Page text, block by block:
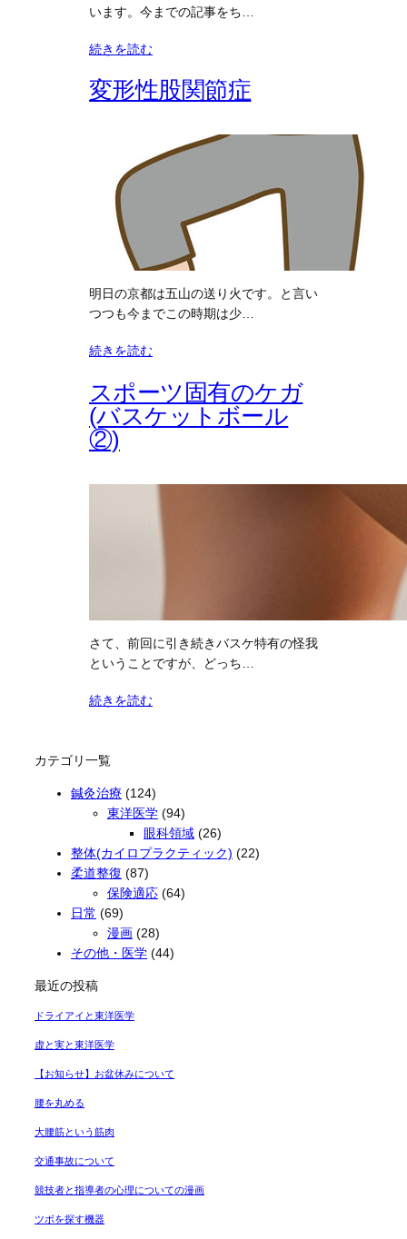
います。今までの記事をち…
続きを読む
変形性股関節症
明日の京都は五山の送り火です。と言い
つつも今までこの時期は少…
続きを読む
スポーツ固有のケガ
(バスケットボール
②)
さて、前回に引き続きバスケ特有の怪我
ということですが、どっち…
続きを読む
カテゴリ一覧
鍼灸治療 (124)
東洋医学 (94)
眼科領域 (26)
整体(カイロプラクティック) (22)
柔道整復 (87)
保険適応 (64)
日常 (69)
漫画 (28)
その他・医学 (44)
最近の投稿
ドライアイと東洋医学
虚と実と東洋医学
【お知らせ】お盆休みについて
腰を丸める
大腰筋という筋肉
交通事故について
競技者と指導者の心理についての漫画
ツボを探す機器